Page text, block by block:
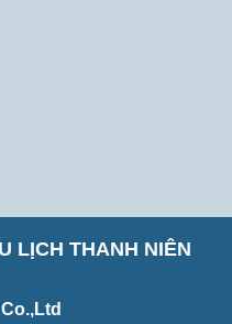
LỊCH THANH NIÊN